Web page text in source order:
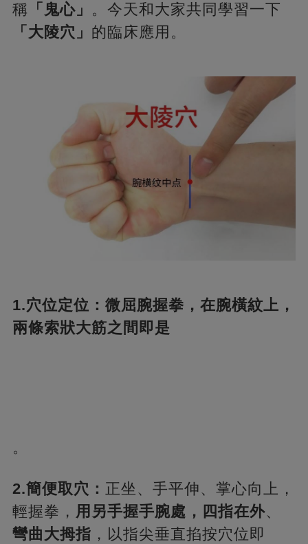
稱 「鬼心」 。今天和大家共同學習一下
「大陵穴」 的臨床應用。
1.穴位定位：微屈腕握拳，在腕橫紋上，
兩條索狀大筋之間即是
。
2.簡便取穴： 正坐、手平伸、掌心向上，
輕握拳， 用另手握手腕處，四指在外、
彎曲大拇指 ，以指尖垂直掐按穴位即